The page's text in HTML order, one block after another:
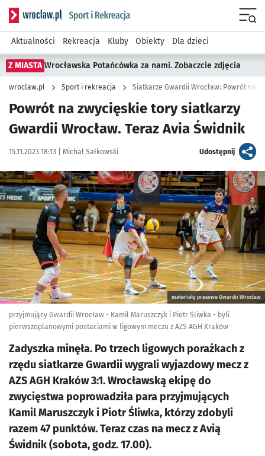
Serwis informacyjny wroclaw.pl podserwis: Sport i rekreacja
Aktualności Rekreacja Kluby Obiekty Dla dzieci
Z MIASTA Wrocławska Potańcówka za nami. Zobaczcie zdjęcia
wroclaw.pl Sport i rekreacja Siatkarze Gwardii Wrocław: Powrót na
Powrót na zwycięskie tory siatkarzy
Gwardii Wrocław. Teraz Avia Świdnik
Data publikacji:
15.11.2023 18:13 | Autor:
Michał Sałkowski Udostępnijartykuł
Kliknij, aby powiększyć
materiały prasowe Gwardii Wrocław
przyjmujący Gwardii Wrocław - Kamil Maruszczyk i Piotr Śliwka - byli
pierwszoplanowymi postaciami w ligowym meczu z AZS AGH Kraków
Zadyszka minęła. Po trzech ligowych porażkach z
rzędu siatkarze Gwardii wygrali wyjazdowy mecz z
AZS AGH Kraków 3:1. Wrocławską ekipę do
zwycięstwa poprowadziła para przyjmujących
Kamil Maruszczyk i Piotr Śliwka, którzy zdobyli
razem 47 punktów. Teraz czas na mecz z Avią
Świdnik (sobota, godz. 17.00).